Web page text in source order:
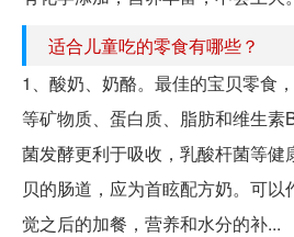
适合儿童吃的零食有哪些？
1、酸奶、奶酪。最佳的宝贝零食
等矿物质、蛋白质、脂肪和维生素
菌发酵更利于吸收，乳酸杆菌等健
贝的肠道，应为首眩配方奶。可
觉之后的加餐，营养和水分的补...